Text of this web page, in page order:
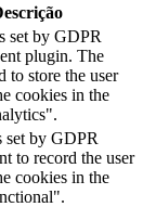
set by GDPR
plugin. The
to store the user
cookies in the
set by GDPR
to record the user
cookies in the